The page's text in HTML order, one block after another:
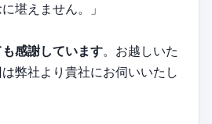
堪えません。」
も感謝しています。お越しいた
弊社より貴社にお伺いいたし